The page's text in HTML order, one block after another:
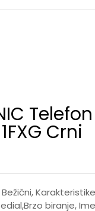
Crni
Bežični,
biranje,